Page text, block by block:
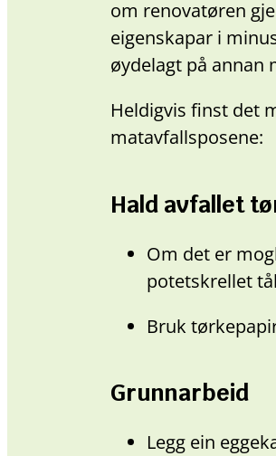
om renovatøren
eigenskapar i
øydelagt på annan
Heldigvis finst det
matavfallsposene:
Hald avfallet
Om det er
potetskrellet
Bruk
Grunnarbeid
Legg ein